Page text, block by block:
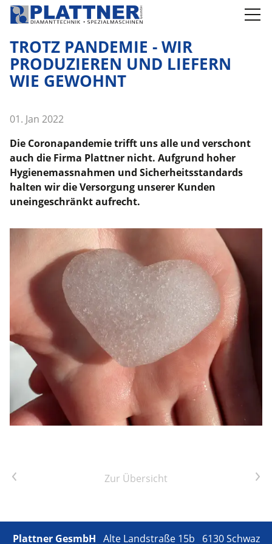
Produkte
Anwendungen
Unternehmen
News
Jobs
Switch to English Version
TROTZ PANDEMIE - WIR
PRODUZIEREN UND LIEFERN
WIE GEWOHNT
01. Jan 2022
Die Coronapandemie trifft uns alle und verschont
auch die Firma Plattner nicht. Aufgrund hoher
Hygienemassnahmen und Sicherheitsstandards
halten wir die Versorgung unserer Kunden
uneingeschränkt aufrecht.
Vorheriger Artikel Zur Übersicht Nächster Artikel
Plattner GesmbH Alte Landstraße 15b 6130 Schwaz